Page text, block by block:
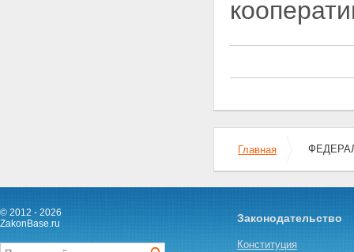
Главная
© 2012 - 2026
ZakonBase.ru
Законодательство
Конституция